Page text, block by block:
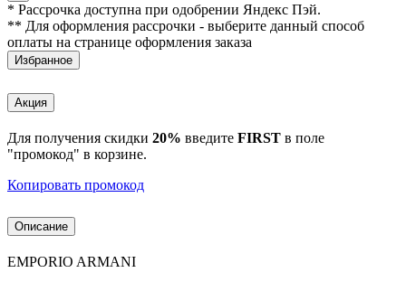
* Рассрочка доступна при одобрении Яндекс Пэй.
** Для оформления рассрочки - выберите данный способ
оплаты на странице оформления заказа
Избранное
Акция
Для получения скидки 20% введите FIRST в поле
"промокод" в корзине.
Копировать промокод
Описание
EMPORIO ARMANI